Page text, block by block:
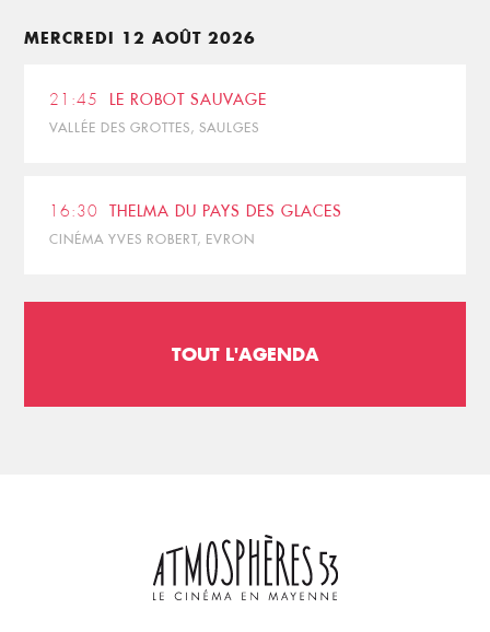
MERCREDI 12 AOÛT 2026
21:45 LE ROBOT SAUVAGE
VALLÉE DES GROTTES, SAULGES
16:30 THELMA DU PAYS DES GLACES
CINÉMA YVES ROBERT, EVRON
TOUT L'AGENDA